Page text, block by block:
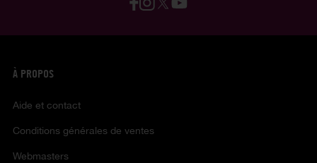
À PROPOS
Aide et contact
Conditions générales de ventes
Webmasters